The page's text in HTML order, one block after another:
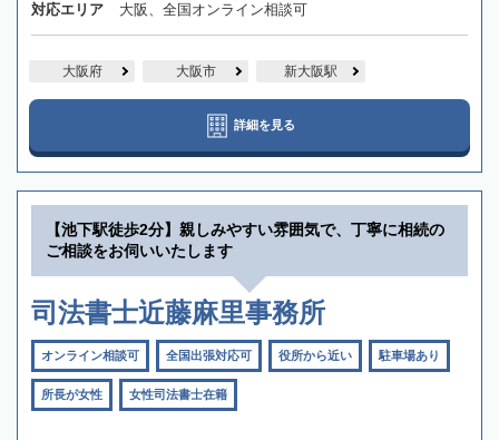
対応エリア 大阪、全国オンライン相談可
大阪府 大阪市 新大阪駅
詳細を見る
【池下駅徒歩2分】親しみやすい雰囲気で、丁寧に相続の
ご相談をお伺いいたします
司法書士近藤麻里事務所
オンライン相談可 全国出張対応可 役所から近い 駐車場あり
所長が女性 女性司法書士在籍